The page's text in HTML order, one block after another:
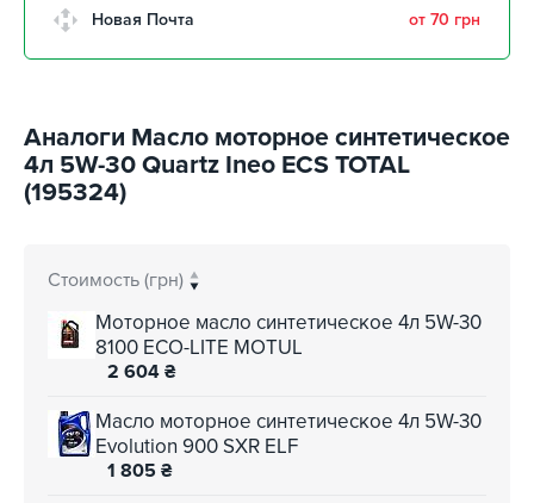
авторынок
г. Киев, ул. Остафия
Дашкевича, 15
забрать 10 августа
Новая Почта от 70 грн
Аналоги Масло моторное синтетическое
4л 5W-30 Quartz Ineo ECS TOTAL
(195324)
Стоимость (грн)
Моторное масло синтетическое 4л 5W-30
8100 ECO-LITE MOTUL
2 604 ₴
Масло моторное синтетическое 4л 5W-30
Evolution 900 SXR ELF
1 805 ₴